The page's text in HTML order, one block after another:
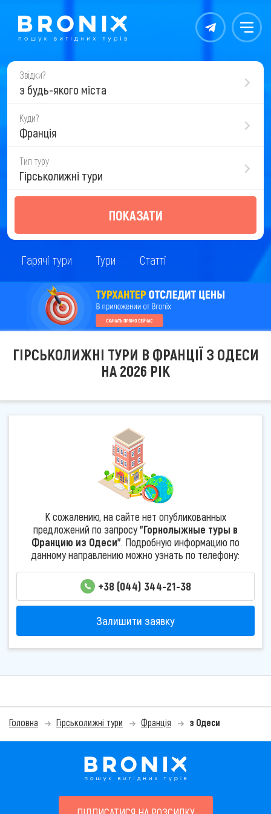
Контакты Меню
Звідки?
з будь-якого міста
Куди?
Франція
Тип туру
Гірськолижні тури
ПОКАЗАТИ
Гарячі тури Тури Статті
ГІРСЬКОЛИЖНІ ТУРИ В ФРАНЦІЇ З ОДЕСИ
НА 2026 РІК
К сожалению, на сайте нет опубликованных
предложений по запросу"Горнолыжные туры в
Францию из Одеси". Подробную информацию по
данному направлению можно узнать по телефону:
+38 (044) 344-21-38
Залишити заявку
Головна Гірськолижні тури Франція з Одеси